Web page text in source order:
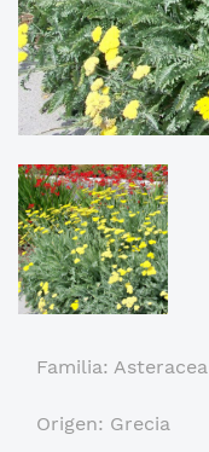
Familia: Asteracea
Origen: Grecia